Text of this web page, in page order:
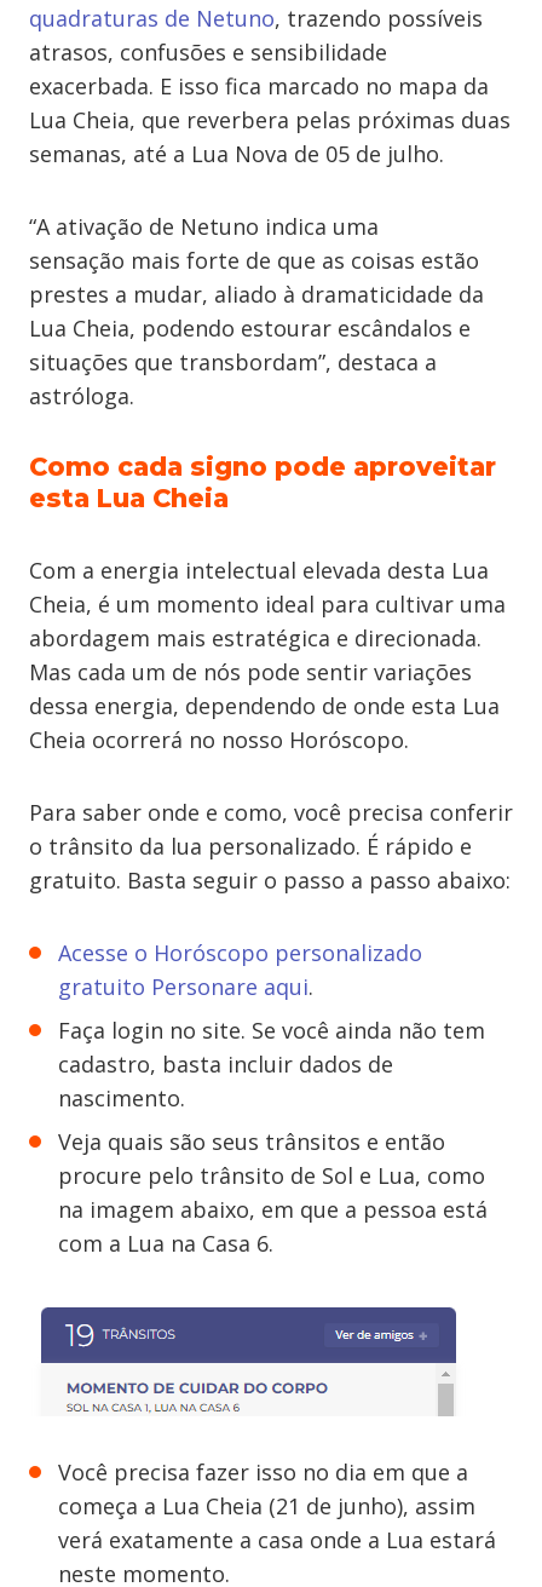
quadraturas de Netuno, trazendo possíveis
atrasos, confusões e sensibilidade
exacerbada. E isso fica marcado no mapa da
Lua Cheia, que reverbera pelas próximas duas
semanas, até a Lua Nova de 05 de julho.
“A ativação de Netuno indica uma
sensação mais forte de que as coisas estão
prestes a mudar, aliado à dramaticidade da
Lua Cheia, podendo estourar escândalos e
situações que transbordam”, destaca a
astróloga.
Como cada signo pode aproveitar
esta Lua Cheia
Com a energia intelectual elevada desta Lua
Cheia, é um momento ideal para cultivar uma
abordagem mais estratégica e direcionada.
Mas cada um de nós pode sentir variações
dessa energia, dependendo de onde esta Lua
Cheia ocorrerá no nosso Horóscopo.
Para saber onde e como, você precisa conferir
o trânsito da lua personalizado. É rápido e
gratuito. Basta seguir o passo a passo abaixo:
Acesse o Horóscopo personalizado
gratuito Personare aqui.
Faça login no site. Se você ainda não tem
cadastro, basta incluir dados de
nascimento.
Veja quais são seus trânsitos e então
procure pelo trânsito de Sol e Lua, como
na imagem abaixo, em que a pessoa está
com a Lua na Casa 6.
Você precisa fazer isso no dia em que a
começa a Lua Cheia (21 de junho), assim
verá exatamente a casa onde a Lua estará
neste momento.